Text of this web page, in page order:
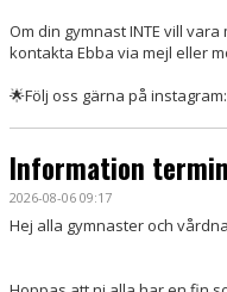
Om din gymnast INTE vill
kontakta Ebba via mejl eller
🌟Följ oss gärna på
Information
2026-08-06 09:17
Hej alla gymnaster och